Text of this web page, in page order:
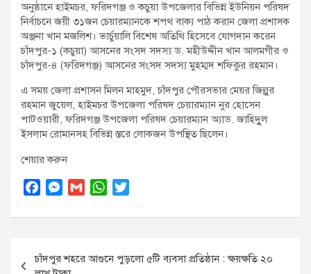
অনুষ্ঠানে হাইমচর, ফরিদগঞ্জ ও কচুয়া উপজেলার বিভিন্ন ইউনিয়ন পরিষদ
নির্বাচনে জয়ী ৩১জন চেয়ারম্যানকে শপথ বাক্য পাঠ করান জেলা প্রশাসক
অঞ্জনা খান মজলিশ। ভার্চুয়ালি বিশেষ অতিথি হিসেবে যোগদান করেন
চাঁদপুর-১ (কচুয়া) আসনের সংসদ সদস্য ড. মহীউদ্দীন খান আলমগীর ও
চাঁদপুর-৪ (ফরিদগঞ্জ) আসনের সংসদ সদস্য মুহম্মদ শফিকুর রহমান।
এ সময় জেলা প্রশাসন মিলন মাহমুদ, চাঁদপুর পৌরসভার মেয়র জিল্লুর
রহমান জুয়েল, হাইমচর উপজেলা পরিষদ চেয়ারম্যান নুর হোসেন
পাটওয়ারী, ফরিদগঞ্জ উপজেলা পরিষদ চেয়ারম্যান অ্যাড. জাহিদুুল
ইসলাম রোমানসহ বিভিন্ন স্তরে লোকজন উপস্থিত ছিলেন।
শেয়ার করুন
a
b
e
s
e
m
i
l
h
t
w
t
Postচাঁদপুর শহরে আগুনে পুড়লো ৫টি ব্যবসা প্রতিষ্ঠান : ক্ষয়ক্ষতি ২০